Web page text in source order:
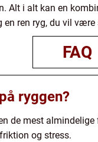
Alt i alt kan en
ren ryg, du vil
FAQ
ryggen?
de mest
og stress.